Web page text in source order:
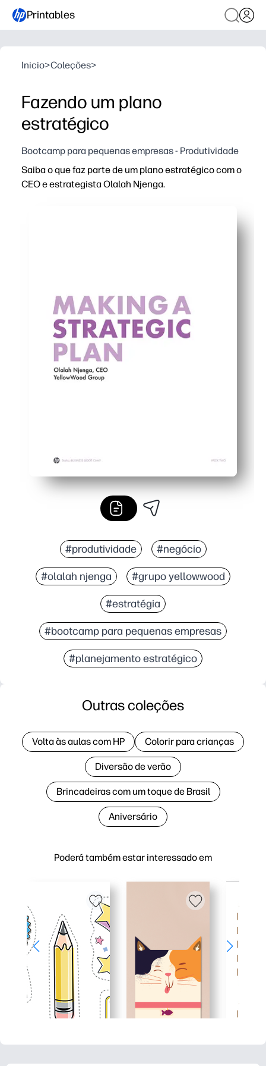
Printables
Inicio>Coleções>
Fazendo um plano
estratégico
Bootcamp para pequenas empresas - Produtividade
Saiba o que faz parte de um plano estratégico com o
CEO e estrategista Olalah Njenga.
#produtividade #negócio
#olalah njenga #grupo yellowwood
#estratégia
#bootcamp para pequenas empresas
#planejamento estratégico
Poderá também estar interessado em
Outras coleções
Volta às aulas com HP Colorir para crianças
Diversão de verão
Brincadeiras com um toque de Brasil
Aniversário